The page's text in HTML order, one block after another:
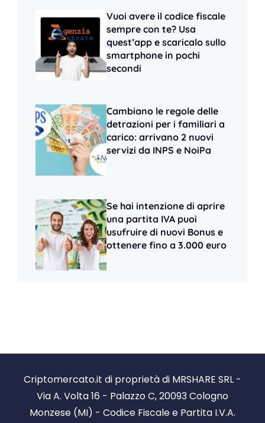
Vuoi avere il codice fiscale
sempre con te? Usa
quest’app e scaricalo sullo
smartphone in pochi
secondi
Cambiano le regole delle
detrazioni per i familiari a
carico: arrivano 2 nuovi
servizi da INPS e NoiPa
Se hai intenzione di aprire
una partita IVA puoi
usufruire di nuovi Bonus e
ottenere fino a 3.000 euro
Criptomercato.it di proprietà di MRSHARE SRL -
Via A. Volta 16 - Palazzo C, 20093 Cologno
Monzese (MI) - Codice Fiscale e Partita I.V.A.